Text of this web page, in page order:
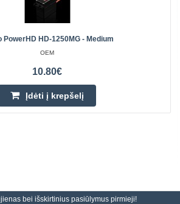
PowerHD HD-1250MG - Medium
OEM
10.80€
Įdėti į krepšelį
bei išskirtinius pasiūlymus pirmieji!